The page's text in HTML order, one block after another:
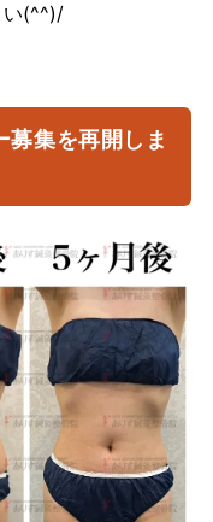
い(^^)/
募集を再開しま